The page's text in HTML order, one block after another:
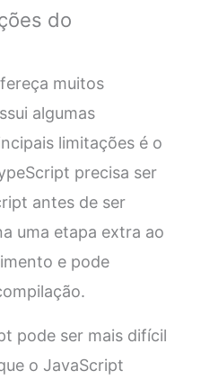
do
muitos
algumas
limitações é o
precisa ser
antes de ser
uma etapa extra ao
e pode
pode ser mais difícil
o JavaScript